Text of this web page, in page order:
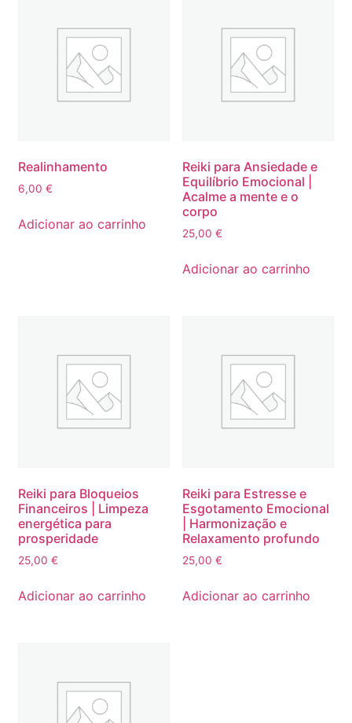
Realinhamento
6,00 €
Adicionar ao carrinho
Reiki para Ansiedade e
Equilíbrio Emocional |
Acalme a mente e o
corpo
25,00€
Adicionar ao carrinho
Reiki para Bloqueios
Financeiros | Limpeza
energética para
prosperidade
25,00 €
Adicionar ao carrinho
Reiki para Estresse e
Esgotamento Emocional
| Harmonização e
Relaxamento profundo
25,00€
Adicionar ao carrinho